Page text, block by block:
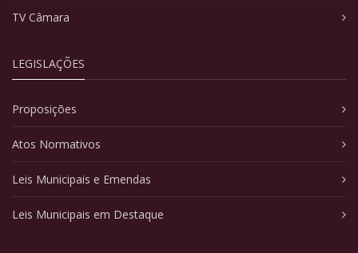
TV Câmara
LEGISLAÇÕES
Proposições
Atos Normativos
Leis Municipais e Emendas
Leis Municipais em Destaque